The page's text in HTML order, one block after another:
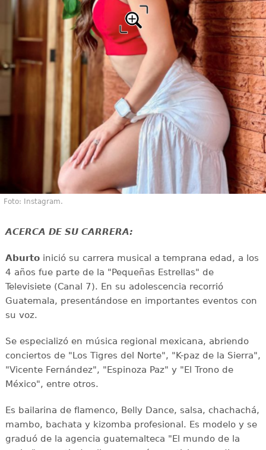
Foto: Instagram.
ACERCA DE SU CARRERA:
Aburtoinició su carrera musical a temprana edad, a los
4 años fue parte de la "Pequeñas Estrellas" de
Televisiete (Canal 7). En su adolescencia recorrió
Guatemala, presentándose en importantes eventos con
su voz.
Se especializó en música regional mexicana, abriendo
conciertos de "Los Tigres del Norte", "K-paz de la Sierra",
"Vicente Fernández", "Espinoza Paz" y "El Trono de
México", entre otros.
Es bailarina de flamenco, Belly Dance, salsa, chachachá,
mambo, bachata y kizomba profesional. Es modelo y se
graduó de la agencia guatemalteca "El mundo de la